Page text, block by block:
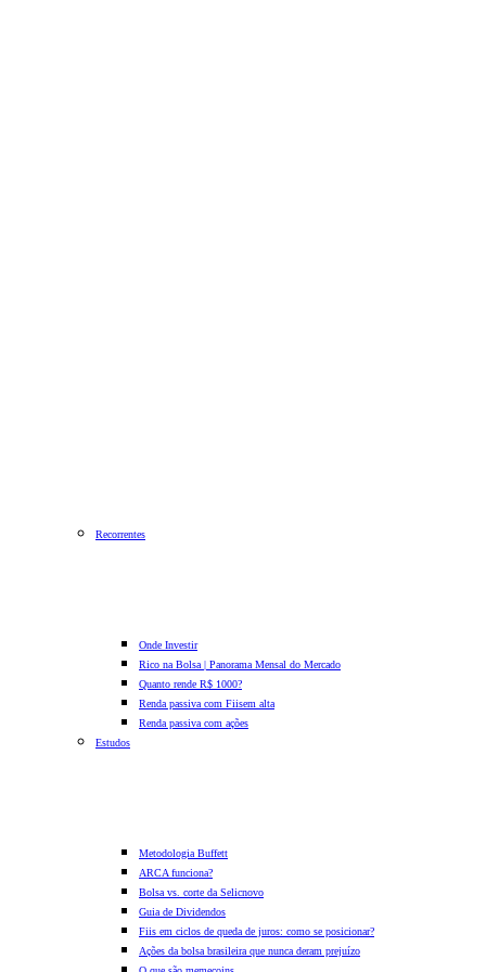
Recorrentes
Onde Investir
Rico na Bolsa | Panorama Mensal do Mercado
Quanto rende R$ 1000?
Renda passiva com Fiisem alta
Renda passiva com ações
Estudos
Metodologia Buffett
ARCA funciona?
Bolsa vs. corte da Selicnovo
Guia de Dividendos
Fiis em ciclos de queda de juros: como se posicionar?
Ações da bolsa brasileira que nunca deram prejuízo